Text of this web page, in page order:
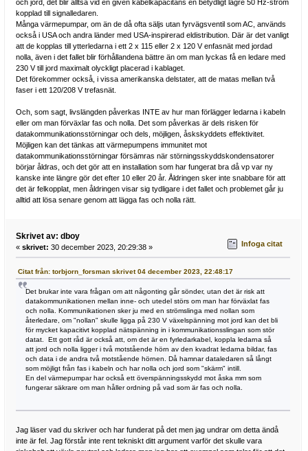
och jord, det blir alltså vid en given kabelkapacitans en betydligt lägre 50 Hz-ström
kopplad till signalledaren.
Många värmepumpar, om än de då ofta säljs utan fyrvägsventil som AC, används
också i USA och andra länder med USA-inspirerad eldistribution. Där är det vanligt
att de kopplas till ytterledarna i ett 2 x 115 eller 2 x 120 V enfasnät med jordad
nolla, även i det fallet blir förhållandena bättre än om man lyckas få en ledare med
230 V till jord maximalt olyckligt placerad i kablaget.
Det förekommer också, i vissa amerikanska delstater, att de matas mellan två
faser i ett 120/208 V trefasnät.
Och, som sagt, livslängden påverkas INTE av hur man förlägger ledarna i kabeln
eller om man förväxlar fas och nolla. Det som påverkas är dels risken för
datakommunikationsstörningar och dels, möjligen, åskskyddets effektivitet.
Möjligen kan det tänkas att värmepumpens immunitet mot
datakommunikationsstörningar försämras när störningsskyddskondensatorer
börjar åldras, och det gör att en installation som har fungerat bra då vp var ny
kanske inte längre gör det efter 10 eller 20 år. Åldringen sker inte snabbare för att
det är felkopplat, men åldringen visar sig tydligare i det fallet och problemet går ju
alltid att lösa senare genom att lägga fas och nolla rätt.
Skrivet av: dboy
« skrivet: 30 december 2023, 20:29:38 » Infoga citat
Citat från: torbjorn_forsman skrivet 04 december 2023, 22:48:17
Det brukar inte vara frågan om att någonting går sönder, utan det är risk att
datakommunikationen mellan inne- och utedel störs om man har förväxlat fas
och nolla. Kommunikationen sker ju med en strömslinga med nollan som
återledare, om "nollan" skulle ligga på 230 V växelspänning mot jord kan det bli
för mycket kapacitivt kopplad nätspänning in i kommunikationsslingan som stör
datat. Ett gott råd är också att, om det är en fyrledarkabel, koppla ledarna så
att jord och nolla ligger i två motstående hörn av den kvadrat ledarna bildar, fas
och data i de andra två motstående hörnen. Då hamnar dataledaren så långt
som möjligt från fas i kabeln och har nolla och jord som "skärm" intill.
En del värmepumpar har också ett överspänningsskydd mot åska mm som
fungerar säkrare om man håller ordning på vad som är fas och nolla.
Jag läser vad du skriver och har funderat på det men jag undrar om detta ändå
inte är fel. Jag förstår inte rent tekniskt ditt argument varför det skulle vara